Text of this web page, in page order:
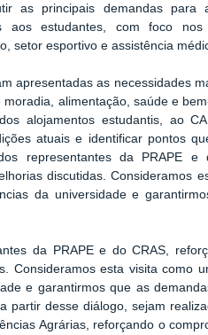
as principais demandas para
aos estudantes, com foco nos
setor esportivo e assistência
apresentadas as necessidades
moradia, alimentação, saúde e
alojamentos estudantis, ao
atuais e identificar pontos
representantes da PRAPE e
discutidas. Consideramos
da universidade e
da PRAPE e do CRAS,
Consideramos esta visita como
e garantirmos que as
partir desse diálogo, sejam
Agrárias, reforçando o